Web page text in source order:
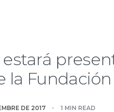
la
DE 2017 1 MIN READ